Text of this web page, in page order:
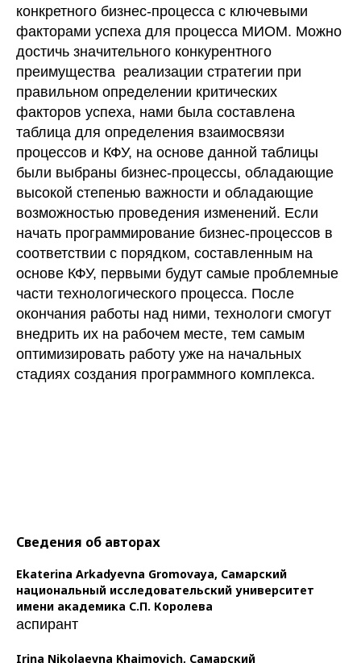
конкретного бизнес-процесса с ключевыми
факторами успеха для процесса МИОМ. Можно
достичь значительного конкурентного
преимущества реализации стратегии при
правильном определении критических
факторов успеха, нами была составлена
таблица для определения взаимосвязи
процессов и КФУ, на основе данной таблицы
были выбраны бизнес-процессы, обладающие
высокой степенью важности и обладающие
возможностью проведения изменений. Если
начать программирование бизнес-процессов в
соответствии с порядком, составленным на
основе КФУ, первыми будут самые проблемные
части технологического процесса. После
окончания работы над ними, технологи смогут
внедрить их на рабочем месте, тем самым
оптимизировать работу уже на начальных
стадиях создания программного комплекса.
Сведения об авторах
Ekaterina Arkadyevna Gromovaya, Самарский
национальный исследовательский университет
имени академика С.П. Королева
аспирант
Irina Nikolaevna Khaimovich, Самарский